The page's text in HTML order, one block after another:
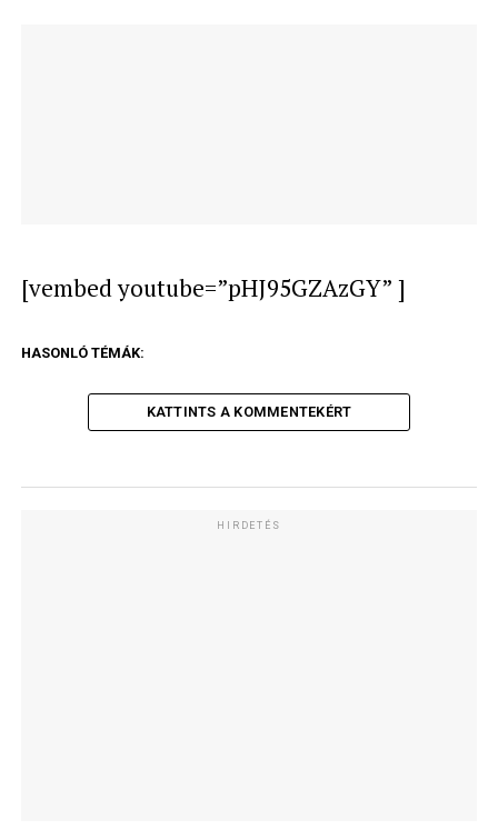
[vembed youtube=”pHJ95GZAzGY” ]
HASONLÓ TÉMÁK:
KATTINTS A KOMMENTEKÉRT
HIRDETÉS